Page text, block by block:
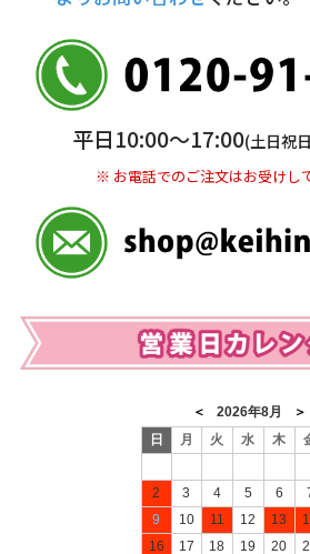
普通 7263489
＜口座名＞ カ）ディ
※ 振込み手数料お客様
平日10:00〜17:00(土日祝
※ お電話でのご注文はお受けし